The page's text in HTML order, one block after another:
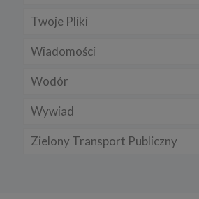
Twoje Pliki
Wiadomości
Wodór
Wywiad
Zielony Transport Publiczny